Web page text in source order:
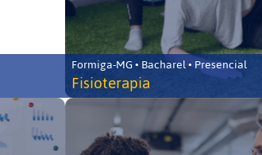
Formiga-MG • Bacharel • Presencial
Fisioterapia